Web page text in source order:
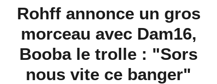
Rohff annonce un gros
morceau avec Dam16,
Booba le trolle : "Sors
nous vite ce banger"